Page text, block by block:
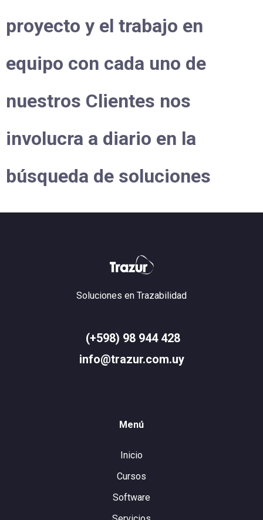
proyecto y el trabajo en
equipo con cada uno de
nuestros Clientes nos
involucra a diario en la
búsqueda de soluciones
Soluciones en Trazabilidad
(+598) 98 944 428
info@trazur.com.uy
Menú
Inicio
Cursos
Software